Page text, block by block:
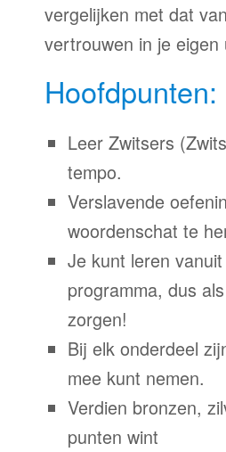
vergelijken met dat
vertrouwen in je
Hoofdpunten:
Leer Zwitsers
tempo.
Verslavende
woordenschat te
Je kunt leren
programma, dus
zorgen!
Bij elk onderdeel
mee kunt nemen.
Verdien bronzen,
punten wint